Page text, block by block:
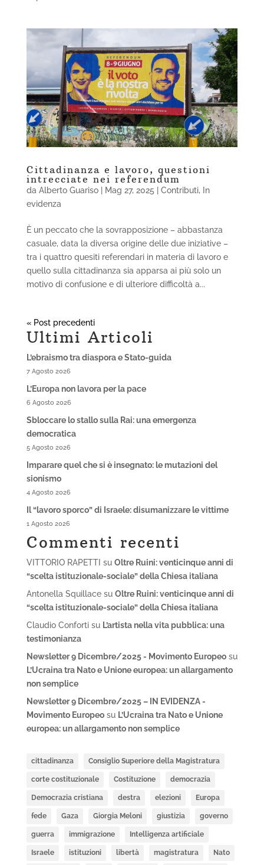
Cittadinanza e lavoro, questioni
intrecciate nei referendum
da Alberto Guariso| Mag 27, 2025 Contributi,
In
evidenza
È un peccato che la sovrapposizione – abbastanza
casuale, data la diversa origine delle due iniziative –
tra i quattro quesiti referendari in materia di lavoro e
quello sulla cittadinanza sia apparsa ai più solo un
motivo di confusione e di ulteriore difficoltà a...
« Post precedenti
Ultimi Articoli
L’ebraismo tra diaspora e Stato-guida
7 Agosto 2026
L’Europa non lavora per la pace
6 Agosto 2026
Sbloccare lo stallo sulla Rai: una emergenza
democratica
5 Agosto 2026
Imparare quel che si è insegnato: le mutazioni del
sionismo
4 Agosto 2026
Il “lavoro sporco” di Israele: disumanizzare le vittime
1 Agosto 2026
Commenti recenti
VITTORIO RAPETTI su Oltre Ruini: venticinque anni di
“scelta istituzionale-sociale” della Chiesa italiana
Antonella Squillacesu Oltre Ruini: venticinque anni di
“scelta istituzionale-sociale” della Chiesa italiana
Claudio Confortisu L’artista nella vita pubblica: una
testimonianza
Newsletter 9 Dicembre/2025 - Movimento Europeosu
L’Ucraina tra Nato e Unione europea: un allargamento
non semplice
Newsletter 9 Dicembre/2025 – IN EVIDENZA -
Movimento Europeosu L’Ucraina tra Nato e Unione
europea: un allargamento non semplice
cittadinanza Consiglio Superiore della Magistratura
corte costituzionale Costituzione democrazia
Democrazia cristiana destra elezioni Europa
fede Gaza Giorgia Meloni giustizia governo
guerra immigrazione Intelligenza artificiale
Israele istituzioni libertà magistratura Nato